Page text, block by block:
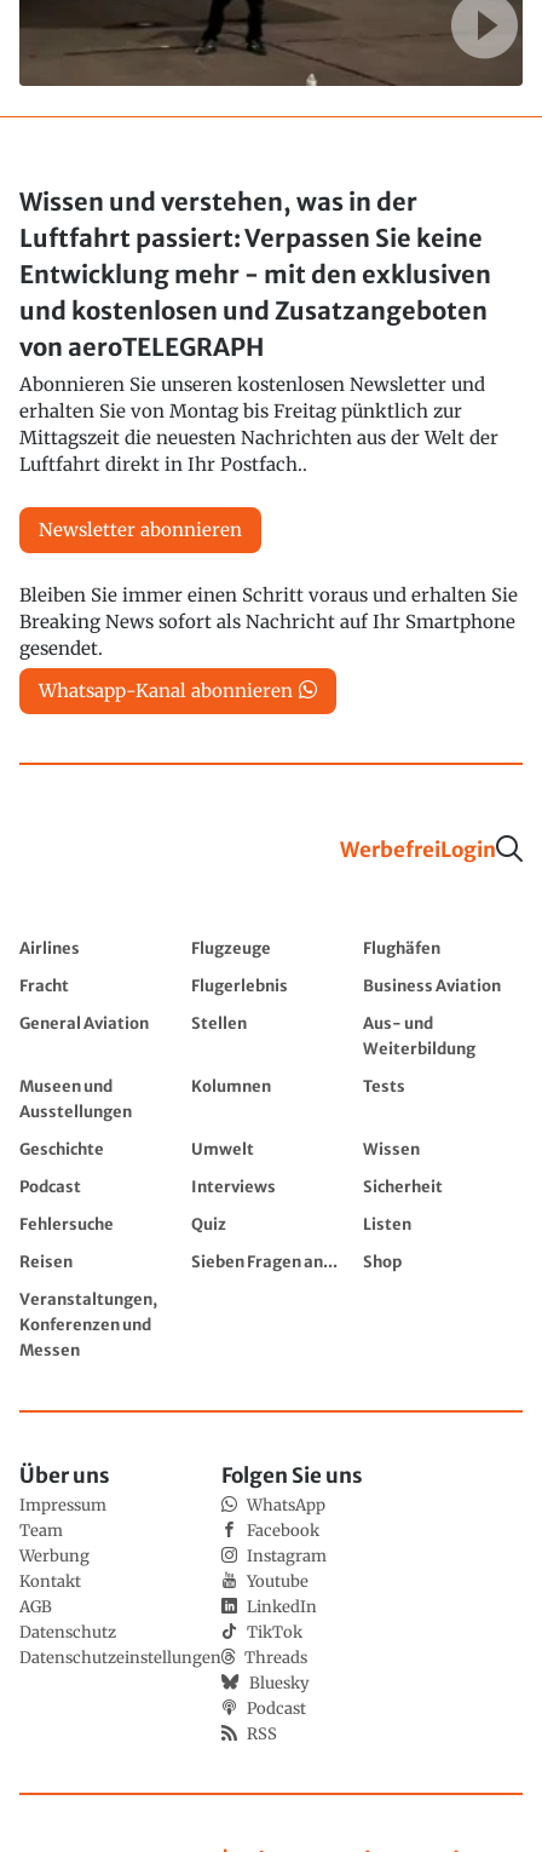
Wissen und verstehen, was in der
Luftfahrt passiert: Verpassen Sie keine
Entwicklung mehr - mit den exklusiven
und kostenlosen und Zusatzangeboten
von aeroTELEGRAPH
Abonnieren Sie unseren kostenlosen Newsletter und
erhalten Sie von Montag bis Freitag pünktlich zur
Mittagszeit die neuesten Nachrichten aus der Welt der
Luftfahrt direkt in Ihr Postfach..
Newsletter abonnieren
Bleiben Sie immer einen Schritt voraus und erhalten Sie
Breaking News sofort als Nachricht auf Ihr Smartphone
gesendet.
Whatsapp-Kanal abonnieren
WerbefreiLogin
Airlines Flugzeuge
Flughäfen
Fracht
Flugerlebnis
Business Aviation
General Aviation
Stellen
Aus- und
Weiterbildung
Museen und
Ausstellungen
Kolumnen Tests
Geschichte Umwelt
Wissen
Podcast
Interviews
Sicherheit
Fehlersuche
Quiz
Listen
Reisen
Sieben Fragen an...
Shop
Veranstaltungen,
Konferenzen und
Messen
Über uns
Impressum
Team
Werbung
Kontakt
AGB
Datenschutz
Datenschutzeinstellungen
Folgen Sie uns
WhatsApp
Facebook
Instagram
Youtube
LinkedIn
TikTok
Threads
Bluesky
Podcast
RSS